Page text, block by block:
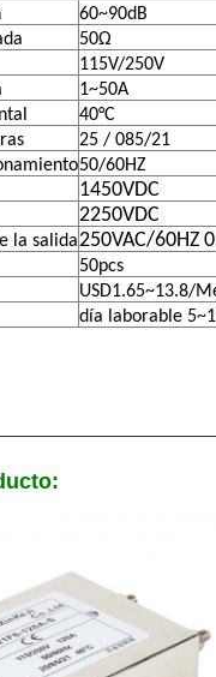
60~90dB
50Ω
115V/250V
1~50A
40°C
25 / 085/21
50/60HZ
1450VDC
2250VDC
la salida250VAC/60HZ
50pcs
USD1.65~13.8/
día laborable